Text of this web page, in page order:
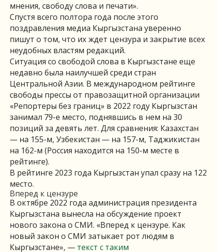
мнения, свободу слова и печати».
Спустя всего полтора года после этого
поздравления медиа Кыргызстана уверенно
пишут о том, что их ждет цензура и закрытие всех
неудобных властям редакций.
Ситуация со свободой слова в Кыргызстане еще
недавно была наилучшей среди стран
Центральной Азии. В международном рейтинге
свободы прессы от правозащитной организации
«Репортеры без границ» в 2022 году Кыргызстан
занимал 79-е место, поднявшись в нем на 30
позиций за девять лет. Для сравнения: Казахстан
— на 155-м, Узбекистан — на 157-м, Таджикистан
на 162-м (Россия находится на 150-м месте в
рейтинге).
В рейтинге 2023 года Кыргызстан упал сразу на 122
место.
Вперед к цензуре
В октябре 2022 года администрация президента
Кыргызстана вынесла на обсуждение проект
нового закона о СМИ. «Вперед к цензуре. Как
новый закон о СМИ затыкает рот людям в
Кыргызстане», — текст с таким